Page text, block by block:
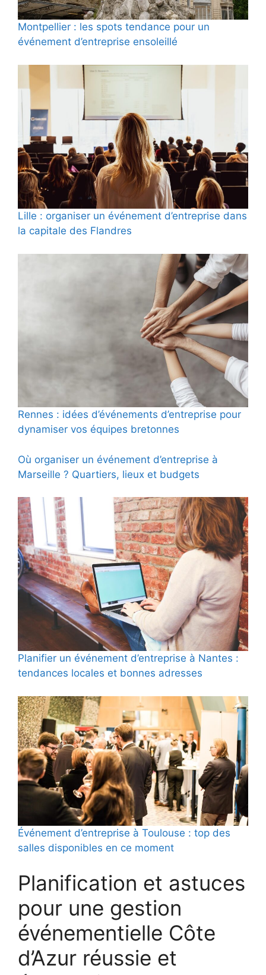
Montpellier : les spots tendance pour un
événement d’entreprise ensoleillé
Lille : organiser un événement d’entreprise dans
la capitale des Flandres
Rennes : idées d’événements d’entreprise pour
dynamiser vos équipes bretonnes
Où organiser un événement d’entreprise à
Marseille ? Quartiers, lieux et budgets
Planifier un événement d’entreprise à Nantes :
tendances locales et bonnes adresses
Événement d’entreprise à Toulouse : top des
salles disponibles en ce moment
Planification et astuces
pour une gestion
événementielle Côte
d’Azur réussie et